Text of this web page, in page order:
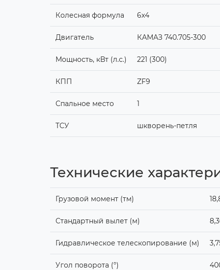
Колесная формула 6x4
Двигатель КАМАЗ 740.705-300
Мощность, кВт (л.с.) 221 (300)
КПП ZF9
Спальное место 1
ТСУ шкворень-петля
Технические
Грузовой момент (тм)
Стандартный вылет (м)
Гидравлическое телескопирование (м)
Угол поворота (°)